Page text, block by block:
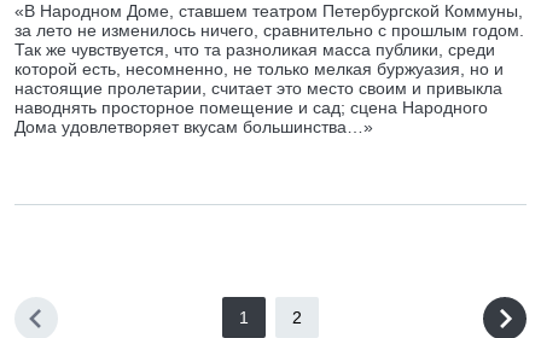
«В Народном Доме, ставшем театром Петербургской Коммуны,
за лето не изменилось ничего, сравнительно с прошлым годом.
Так же чувствуется, что та разноликая масса публики, среди
которой есть, несомненно, не только мелкая буржуазия, но и
настоящие пролетарии, считает это место своим и привыкла
наводнять просторное помещение и сад; сцена Народного
Дома удовлетворяет вкусам большинства…»
1 2